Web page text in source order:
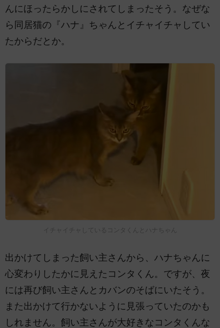
んにほったらかしにされてしまったそう。なぜな
ら同居猫の『ハナ』ちゃんとイチャイチャしてい
たからだとか。
イチャイチャしているコンタくんとハナちゃん
出かけてしまった飼い主さんから、ハナちゃんに
心変わりしたかに見えたコンタくん。ですが、夜
には再び飼い主さんとカバンのそばにいたそう。
また出かけて行かないように見張っていたのかも
しれません。飼い主さんが大好きなコンタくんな